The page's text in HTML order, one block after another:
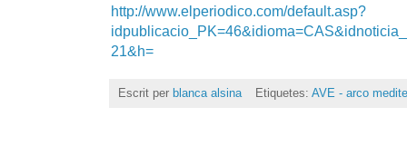
http://www.elperiodico.com/default.asp?
21&h=
Escrit per blanca alsina Etiquetes: AVE - arco